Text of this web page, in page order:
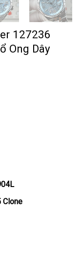
127236
Ong Dây
Clone